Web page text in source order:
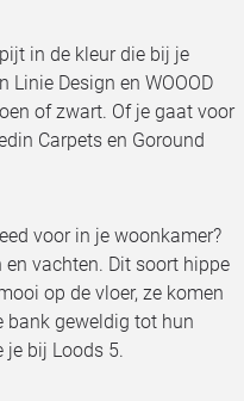
in de kleur die bij je
Linie Design en WOOOD
of zwart. Of je gaat voor
Carpets en Goround
voor in je woonkamer?
vachten. Dit soort hippe
op de vloer, ze komen
bank geweldig tot hun
je bij Loods 5.